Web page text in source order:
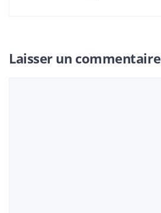
Laisser un commentaire